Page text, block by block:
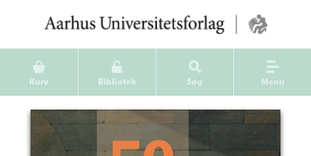
Kurv Bibliotek Søg Menu